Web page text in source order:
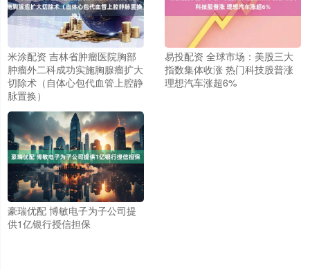
米涂配资 吉林省肿瘤医院胸部
肿瘤外二科成功实施胸腺瘤扩大
切除术（自体心包代血管上腔静
脉置换）
易投配资 全球市场：美股三大
指数集体收涨 热门科技股普涨
理想汽车涨超6%
豪瑞优配 博敏电子为子公司提
供1亿银行授信担保